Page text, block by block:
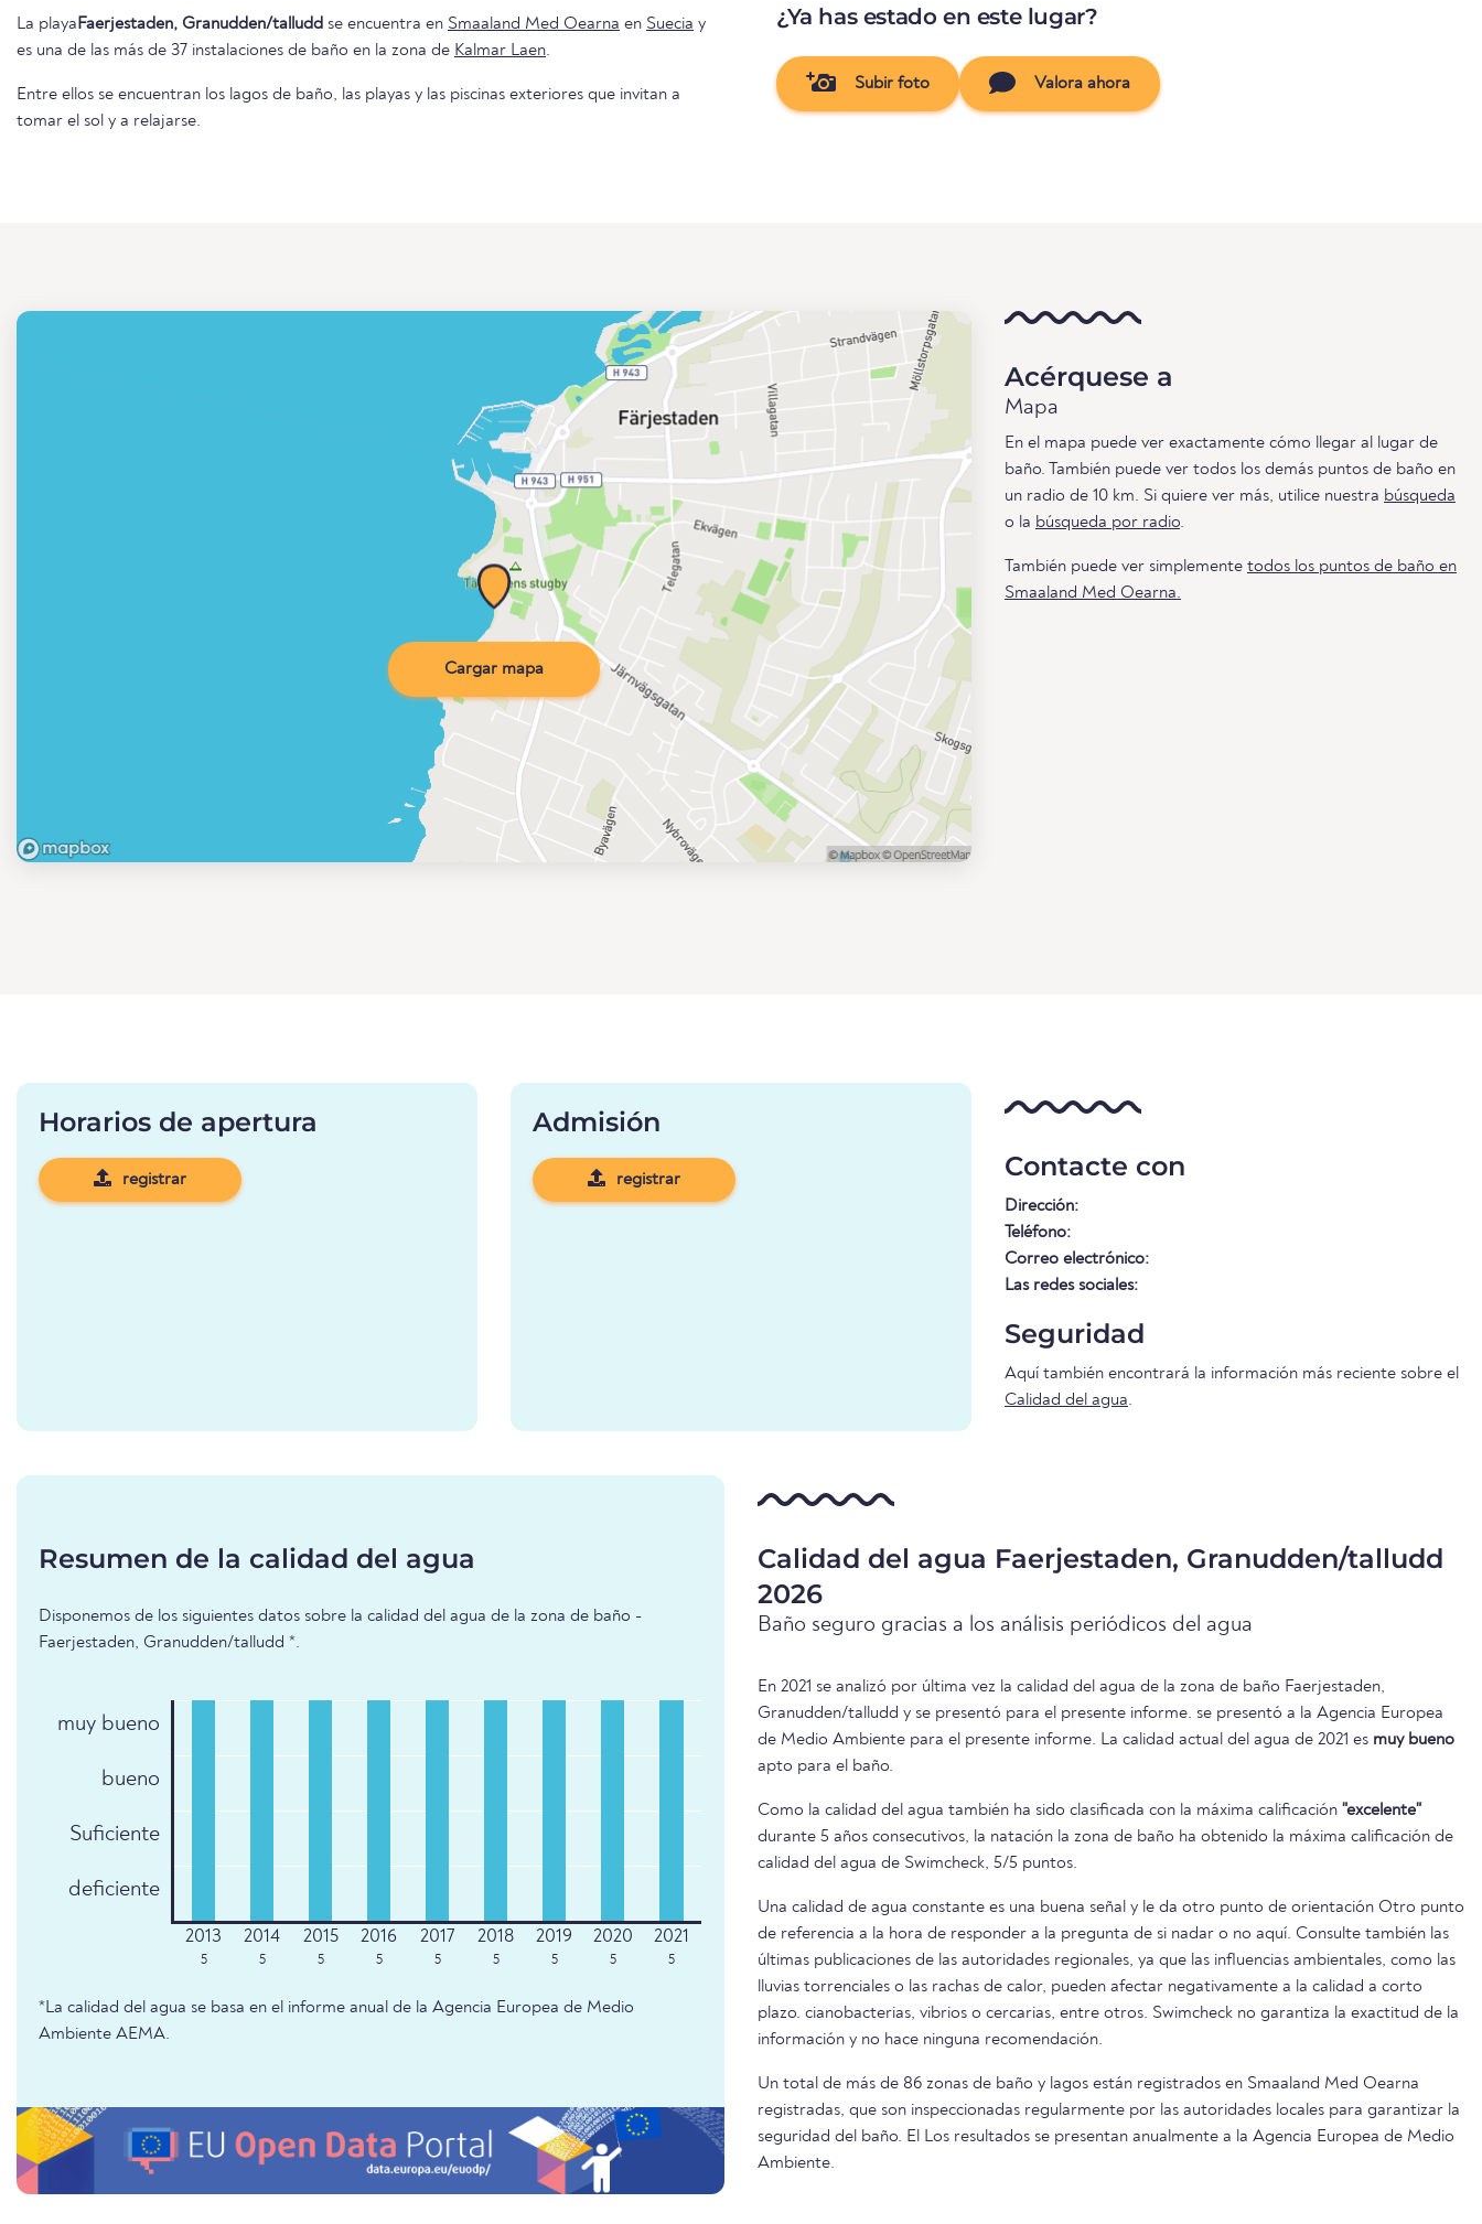
La playa Faerjestaden, Granudden/talludd se encuentra en Smaaland Med Oearna en Suecia y
es una de las más de 37 instalaciones de baño en la zona de Kalmar Laen.
Entre ellos se encuentran los lagos de baño, las playas y las piscinas exteriores que invitan a
tomar el sol y a relajarse.
¿Ya has estado en este lugar?
Subir foto Valora ahora
Cargar mapa
Acérquese a
Mapa
En el mapa puede ver exactamente cómo llegar al lugar de
baño. También puede ver todos los demás puntos de baño en
un radio de 10 km. Si quiere ver más, utilice nuestra búsqueda
o la búsqueda por radio.
También puede ver simplemente todos los puntos de baño en
Smaaland Med Oearna.
Horarios de apertura
registrar
Admisión
registrar Contacte con
Dirección:
Teléfono:
Correo electrónico:
Las redes sociales:
Seguridad
Aquí también encontrará la información más reciente sobre el
Calidad del agua.
Resumen de la calidad del agua
Disponemos de los siguientes datos sobre la calidad del agua de la zona de baño -
Faerjestaden, Granudden/talludd *.
muy bueno
bueno
Suficiente
deficiente
5 5 5 5 5 5 5 5 5
*La calidad del agua se basa en el informe anual de la Agencia Europea de Medio
Ambiente AEMA.
Calidad del agua Faerjestaden, Granudden/talludd
2026
Baño seguro gracias a los análisis periódicos del agua
En 2021 se analizó por última vez la calidad del agua de la zona de baño Faerjestaden,
Granudden/talludd y se presentó para el presente informe. se presentó a la Agencia Europea
de Medio Ambiente para el presente informe. La calidad actual del agua de 2021 es muy bueno
apto para el baño.
Como la calidad del agua también ha sido clasificada con la máxima calificación "excelente"
durante 5 años consecutivos, la natación la zona de baño ha obtenido la máxima calificación de
calidad del agua de Swimcheck, 5/5 puntos.
Una calidad de agua constante es una buena señal y le da otro punto de orientación Otro punto
de referencia a la hora de responder a la pregunta de si nadar o no aquí. Consulte también las
últimas publicaciones de las autoridades regionales, ya que las influencias ambientales, como las
lluvias torrenciales o las rachas de calor, pueden afectar negativamente a la calidad a corto
plazo. cianobacterias, vibrios o cercarias, entre otros. Swimcheck no garantiza la exactitud de la
información y no hace ninguna recomendación.
Un total de más de 86 zonas de baño y lagos están registrados en Smaaland Med Oearna
registradas, que son inspeccionadas regularmente por las autoridades locales para garantizar la
seguridad del baño. El Los resultados se presentan anualmente a la Agencia Europea de Medio
Ambiente.